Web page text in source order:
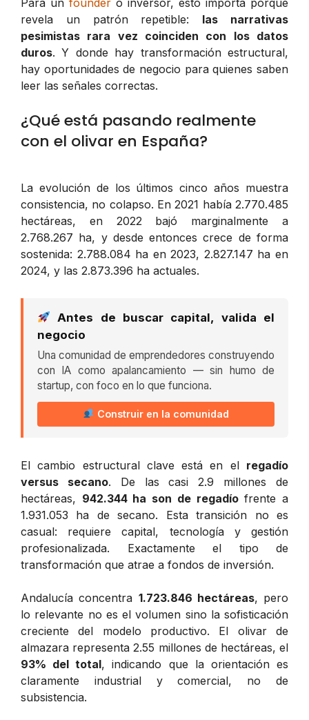
revela un patrón repetible: las narrativas
pesimistas rara vez coinciden con los datos
duros. Y donde hay transformación estructural,
hay oportunidades de negocio para quienes saben
leer las señales correctas.
¿Qué está pasando realmente
con el olivar en España?
La evolución de los últimos cinco años muestra
consistencia, no colapso. En 2021 había 2.770.485
hectáreas, en 2022 bajó marginalmente a
2.768.267 ha, y desde entonces crece de forma
sostenida: 2.788.084 ha en 2023, 2.827.147 ha en
2024, y las 2.873.396 ha actuales.
Antes de buscar capital, valida el
negocio
Una comunidad de emprendedores construyendo
con IA como apalancamiento — sin humo de
startup, con foco en lo que funciona.
Construir en la comunidad
El cambio estructural clave está en el regadío
versus secano. De las casi 2.9 millones de
hectáreas, 942.344 ha son de regadíofrente a
1.931.053 ha de secano. Esta transición no es
casual: requiere capital, tecnología y gestión
profesionalizada. Exactamente el tipo de
transformación que atrae a fondos de inversión.
Andalucía concentra 1.723.846 hectáreas, pero
lo relevante no es el volumen sino la sofisticación
creciente del modelo productivo. El olivar de
almazara representa 2.55 millones de hectáreas, el
93% del total, indicando que la orientación es
claramente industrial y comercial, no de
subsistencia.